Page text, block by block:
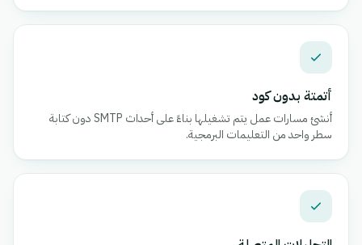
أتمتة بدون كود
أنشئ مسارات عمل يتم تشغيلها بناءً على أحداث SMTP دون كتابة
سطر واحد من التعليمات البرمجية.